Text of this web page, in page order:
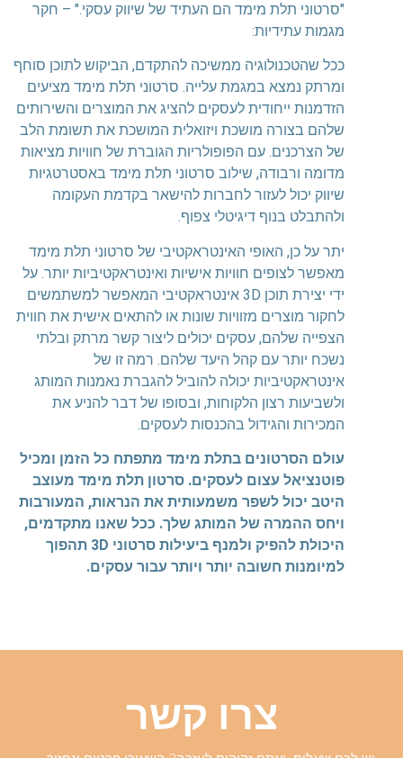
"סרטוני תלת מימד הם העתיד של שיווק עסקי." – חקר
מגמות עתידיות:
ככל שהטכנולוגיה ממשיכה להתקדם, הביקוש לתוכן סוחף
ומרתק נמצא במגמת עלייה. סרטוני תלת מימד מציעים
הזדמנות ייחודית לעסקים להציג את המוצרים והשירותים
שלהם בצורה מושכת ויזואלית המושכת את תשומת הלב
של הצרכנים. עם הפופולריות הגוברת של חוויות מציאות
מדומה ורבודה, שילוב סרטוני תלת מימד באסטרטגיות
שיווק יכול לעזור לחברות להישאר בקדמת העקומה
ולהתבלט בנוף דיגיטלי צפוף.
יתר על כן, האופי האינטראקטיבי של סרטוני תלת מימד
מאפשר לצופים חוויות אישיות ואינטראקטיביות יותר. על
ידי יצירת תוכן 3D אינטראקטיבי המאפשר למשתמשים
לחקור מוצרים מזוויות שונות או להתאים אישית את חווית
הצפייה שלהם, עסקים יכולים ליצור קשר מרתק ובלתי
נשכח יותר עם קהל היעד שלהם. רמה זו של
אינטראקטיביות יכולה להוביל להגברת נאמנות המותג
ולשביעות רצון הלקוחות, ובסופו של דבר להניע את
המכירות והגידול בהכנסות לעסקים.
עולם הסרטונים בתלת מימד מתפתח כל הזמן ומכיל
פוטנציאל עצום לעסקים. סרטון תלת מימד מעוצב
היטב יכול לשפר משמעותית את הנראות, המעורבות
ויחס ההמרה של המותג שלך. ככל שאנו מתקדמים,
היכולת להפיק ולמנף ביעילות סרטוני 3D תהפוך
למיומנות חשובה יותר ויותר עבור עסקים.
צרו קשר